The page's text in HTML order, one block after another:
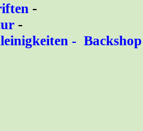
-
-
- Backshop